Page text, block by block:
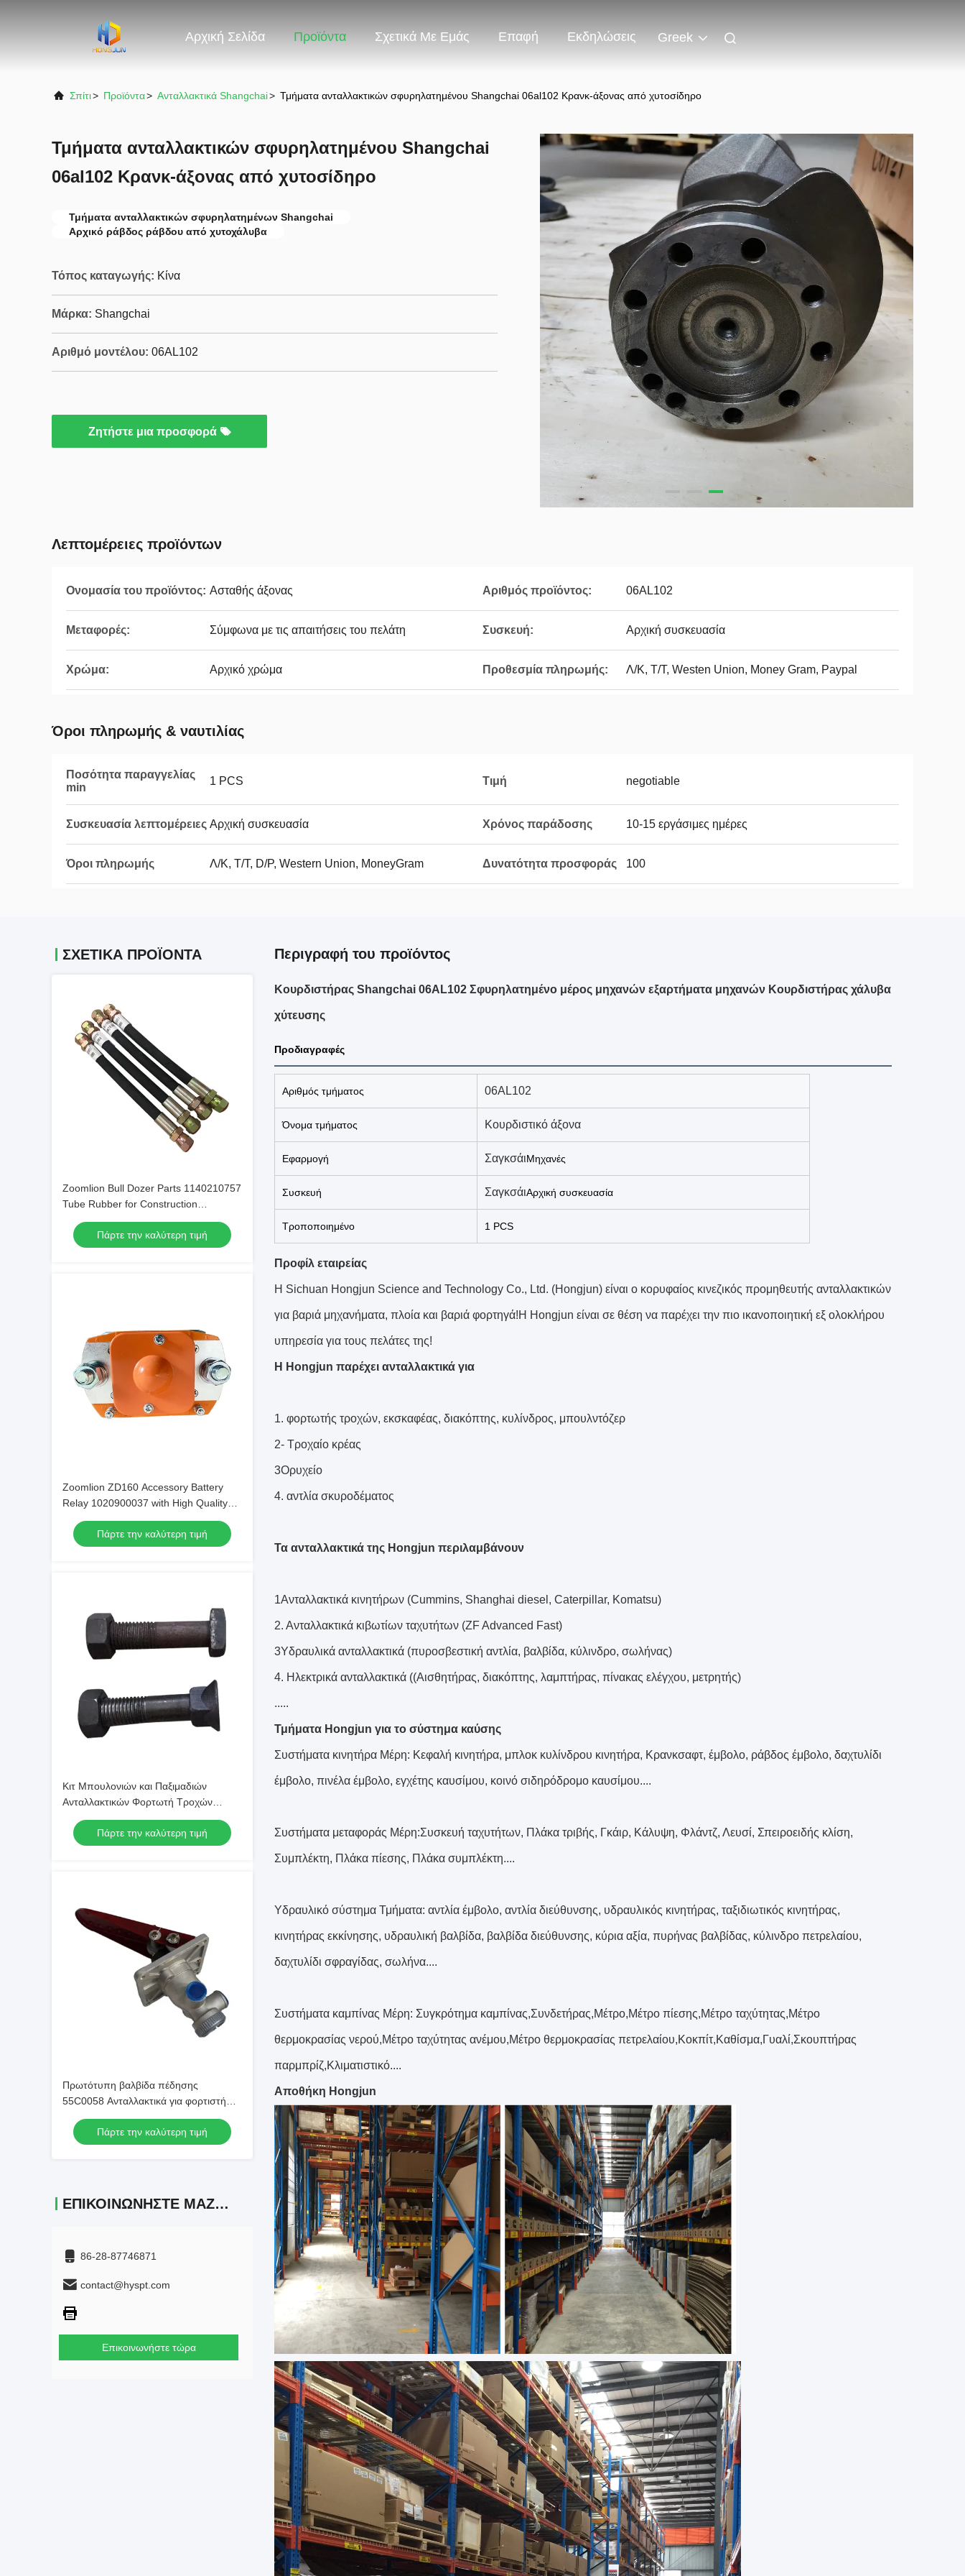
Αρχική Σελίδα Προϊόντα Σχετικά Με Εμάς Επαφή Εκδηλώσεις Greek
Σπίτι> Προϊόντα> Ανταλλακτικά Shangchai> Τμήματα ανταλλακτικών σφυρηλατημένου Shangchai 06al102 Κρανκ-άξονας από χυτοσίδηρο
Τμήματα ανταλλακτικών σφυρηλατημένου Shangchai
06al102 Κρανκ-άξονας από χυτοσίδηρο
Τμήματα ανταλλακτικών σφυρηλατημένων Shangchai
Αρχικό ράβδος ράβδου από χυτοχάλυβα
Τόπος καταγωγής: Κίνα
Μάρκα: Shangchai
Αριθμό μοντέλου: 06AL102
Ζητήστε μια προσφορά
Λεπτομέρειες προϊόντων
Ονομασία του προϊόντος: Ασταθής άξονας Αριθμός προϊόντος: 06AL102
Μεταφορές: Σύμφωνα με τις απαιτήσεις του πελάτη Συσκευή: Αρχική συσκευασία
Χρώμα: Αρχικό χρώμα Προθεσμία πληρωμής: Λ/Κ, Τ/Τ, Westen Union, Money Gram, Paypal
Όροι πληρωμής & ναυτιλίας
Ποσότητα παραγγελίας
min
1 PCS Τιμή negotiable
Συσκευασία λεπτομέρειες Αρχική συσκευασία Χρόνος παράδοσης 10-15 εργάσιμες ημέρες
Όροι πληρωμής Λ/Κ, T/T, D/P, Western Union, MoneyGram Δυνατότητα προσφοράς 100
ΣΧΕΤΙΚΑ ΠΡΟΪΟΝΤΑ
Zoomlion Bull Dozer Parts 1140210757
Tube Rubber for Construction
Machinery Maintaining
Πάρτε την καλύτερη τιμή
Zoomlion ZD160 Accessory Battery
Relay 1020900037 with High Quality
and Favorable Price
Πάρτε την καλύτερη τιμή
Κιτ Μπουλονιών και Παξιμαδιών
Ανταλλακτικών Φορτωτή Τροχών
XGMA 02B0037 για Εφαρμογή XG932
Πάρτε την καλύτερη τιμή
Πρωτότυπη βαλβίδα πέδησης
55C0058 Ανταλλακτικά για φορτιστή
τροχών XGMA XG931
Πάρτε την καλύτερη τιμή
ΕΠΙΚΟΙΝΩΝΉΣΤΕ ΜΑΖΊ ΜΑΣ
86-28-87746871
contact@hyspt.com
Επικοινωνήστε τώρα
Περιγραφή του προϊόντος
Κουρδιστήρας Shangchai 06AL102 Σφυρηλατημένο μέρος μηχανών εξαρτήματα μηχανών Κουρδιστήρας χάλυβα
χύτευσης
Προδιαγραφές
Αριθμός τμήματος 06AL102
Όνομα τμήματος Κουρδιστικό άξονα
Εφαρμογή ΣαγκσάιΜηχανές
Συσκευή ΣαγκσάιΑρχική συσκευασία
Τροποποιημένο 1 PCS
Προφίλ εταιρείας
Η Sichuan Hongjun Science and Technology Co., Ltd. (Hongjun) είναι ο κορυφαίος κινεζικός προμηθευτής ανταλλακτικών
για βαριά μηχανήματα, πλοία και βαριά φορτηγά!Η Hongjun είναι σε θέση να παρέχει την πιο ικανοποιητική εξ ολοκλήρου
υπηρεσία για τους πελάτες της!
Η Hongjun παρέχει ανταλλακτικά για
1. φορτωτής τροχών, εκσκαφέας, διακόπτης, κυλίνδρος, μπουλντόζερ
2- Τροχαίο κρέας
3Ορυχείο
4. αντλία σκυροδέματος
Τα ανταλλακτικά της Hongjun περιλαμβάνουν
1Ανταλλακτικά κινητήρων (Cummins, Shanghai diesel, Caterpillar, Komatsu)
2. Ανταλλακτικά κιβωτίων ταχυτήτων (ZF Advanced Fast)
3Υδραυλικά ανταλλακτικά (πυροσβεστική αντλία, βαλβίδα, κύλινδρο, σωλήνας)
4. Ηλεκτρικά ανταλλακτικά ((Αισθητήρας, διακόπτης, λαμπτήρας, πίνακας ελέγχου, μετρητής)
.....
Τμήματα Hongjun για το σύστημα καύσης
Συστήματα κινητήρα Μέρη: Κεφαλή κινητήρα, μπλοκ κυλίνδρου κινητήρα, Κρανκσαφτ, έμβολο, ράβδος έμβολο, δαχτυλίδι
έμβολο, πινέλα έμβολο, εγχέτης καυσίμου, κοινό σιδηρόδρομο καυσίμου....
Συστήματα μεταφοράς Μέρη:Συσκευή ταχυτήτων, Πλάκα τριβής, Γκάιρ, Κάλυψη, Φλάντζ, Λευσί, Σπειροειδής κλίση,
Συμπλέκτη, Πλάκα πίεσης, Πλάκα συμπλέκτη....
Υδραυλικό σύστημα Τμήματα: αντλία έμβολο, αντλία διεύθυνσης, υδραυλικός κινητήρας, ταξιδιωτικός κινητήρας,
κινητήρας εκκίνησης, υδραυλική βαλβίδα, βαλβίδα διεύθυνσης, κύρια αξία, πυρήνας βαλβίδας, κύλινδρο πετρελαίου,
δαχτυλίδι σφραγίδας, σωλήνα....
Συστήματα καμπίνας Μέρη: Συγκρότημα καμπίνας,Συνδετήρας,Μέτρο,Μέτρο πίεσης,Μέτρο ταχύτητας,Μέτρο
θερμοκρασίας νερού,Μέτρο ταχύτητας ανέμου,Μέτρο θερμοκρασίας πετρελαίου,Κοκπίτ,Καθίσμα,Γυαλί,Σκουπτήρας
παρμπρίζ,Κλιματιστικό....
Αποθήκη Hongjun